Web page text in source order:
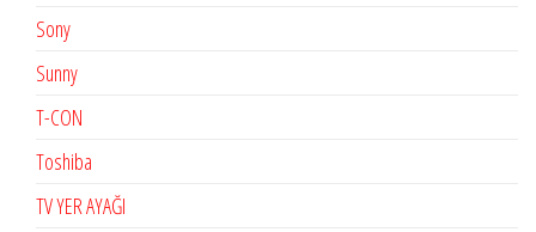
Sony
Sunny
T-CON
Toshiba
TV YER AYAĞI